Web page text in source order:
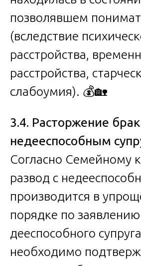
позволявшем
(вследствие
расстройства,
расстройства,
слабоумия). 💰🏡
3.4. Расторжение
недееспособным
Согласно Семейному
развод с
производится в
порядке по заявлению
дееспособного
необходимо